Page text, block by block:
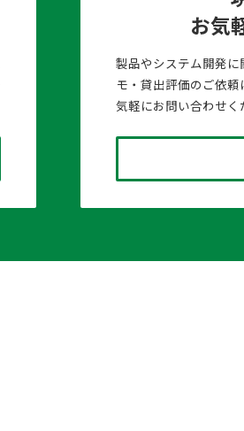
お気
製品やシステム開発
モ・貸出評価のご依
気軽にお問い合わせく